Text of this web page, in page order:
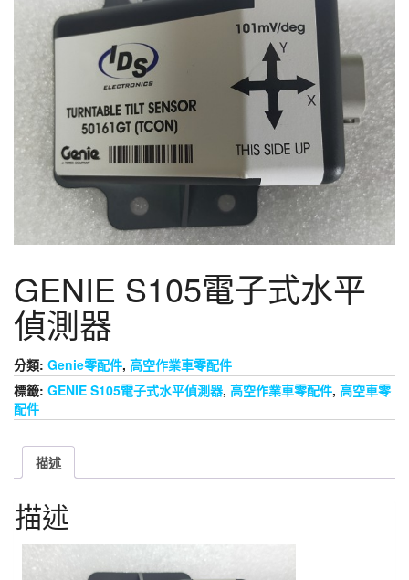
GENIE S105電子式水平
偵測器
分類: Genie零配件, 高空作業車零配件
標籤: GENIE S105電子式水平偵測器, 高空作業車零配件, 高空車零
配件
描述
描述